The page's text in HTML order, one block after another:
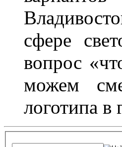
сфере
вопрос
можем
логотипа в